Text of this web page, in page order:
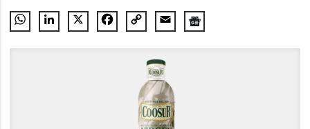
WhatsAppLinkedIn
X FacebookCopy
Email